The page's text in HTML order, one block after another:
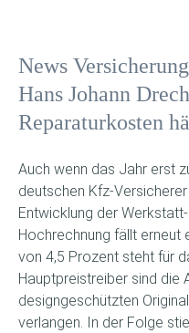
News
Hans Johann
Reparaturkosten
Auch wenn das Jahr erst
deutschen Kfz-
Entwicklung der
Hochrechnung fällt erneut
von 4,5 Prozent steht für
Hauptpreistreiber sind die
designgeschützten
verlangen. In der Folge